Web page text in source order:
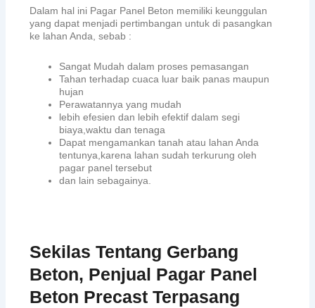
Dalam hal ini Pagar Panel Beton memiliki keunggulan
yang dapat menjadi pertimbangan untuk di pasangkan
ke lahan Anda, sebab :
Sangat Mudah dalam proses pemasangan
Tahan terhadap cuaca luar baik panas maupun
hujan
Perawatannya yang mudah
lebih efesien dan lebih efektif dalam segi
biaya,waktu dan tenaga
Dapat mengamankan tanah atau lahan Anda
tentunya,karena lahan sudah terkurung oleh
pagar panel tersebut
dan lain sebagainya.
Sekilas Tentang Gerbang
Beton, Penjual Pagar Panel
Beton Precast Terpasang